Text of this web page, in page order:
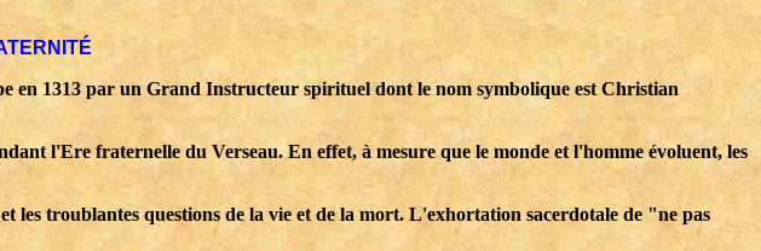
en 1313 par un Grand Instructeur spirituel dont le nom symbolique est Christian
l'Ere fraternelle du Verseau. En effet, à mesure que le monde et l'homme évoluent, les
les troublantes questions de la vie et de la mort. L'exhortation sacerdotale de "ne pas